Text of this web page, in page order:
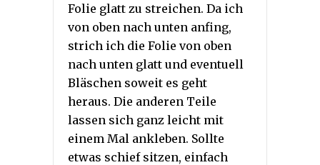
Folie glatt zu streichen. Da ich
von oben nach unten anfing,
strich ich die Folie von oben
nach unten glatt und eventuell
Bläschen soweit es geht
heraus. Die anderen Teile
lassen sich ganz leicht mit
einem Mal ankleben. Sollte
etwas schief sitzen, einfach